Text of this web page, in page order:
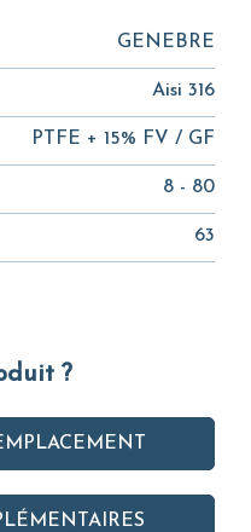
GENEBRE
Aisi 316
PTFE + 15% FV / GF
8 - 80
63
?